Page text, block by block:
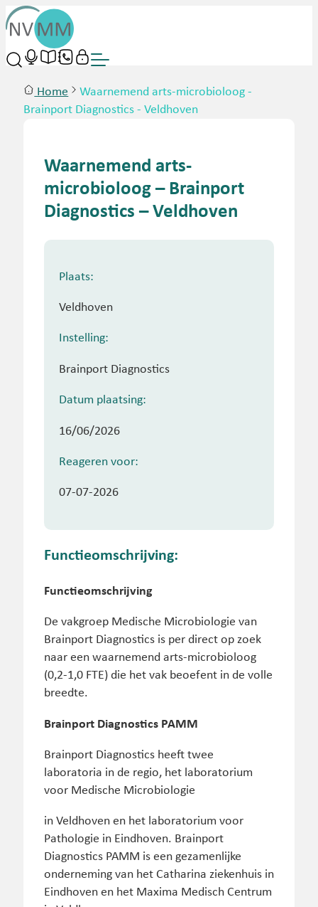
Home
Waarnemend arts-microbioloog -
Brainport Diagnostics - Veldhoven
Waarnemend arts-
microbioloog – Brainport
Diagnostics – Veldhoven
Plaats:
Veldhoven
Instelling:
Brainport Diagnostics
Datum plaatsing:
16/06/2026
Reageren voor:
07-07-2026
Functieomschrijving:
Functieomschrijving
De vakgroep Medische Microbiologie van
Brainport Diagnostics is per direct op zoek
naar een waarnemend arts-microbioloog
(0,2-1,0 FTE) die het vak beoefent in de volle
breedte.
Brainport Diagnostics PAMM
Brainport Diagnostics heeft twee
laboratoria in de regio, het laboratorium
voor Medische Microbiologie
in Veldhoven en het laboratorium voor
Pathologie in Eindhoven. Brainport
Diagnostics PAMM is een gezamenlijke
onderneming van het Catharina ziekenhuis in
Eindhoven en het Maxima Medisch Centrum